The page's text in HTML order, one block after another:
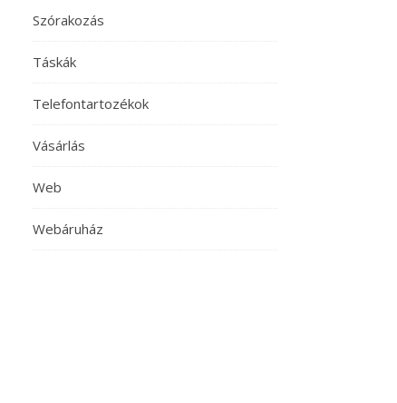
Szórakozás
Táskák
Telefontartozékok
Vásárlás
Web
Webáruház